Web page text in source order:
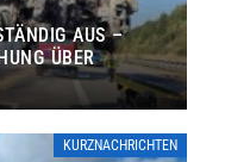
AUS –
ÜBER
KURZNACHRICHTEN